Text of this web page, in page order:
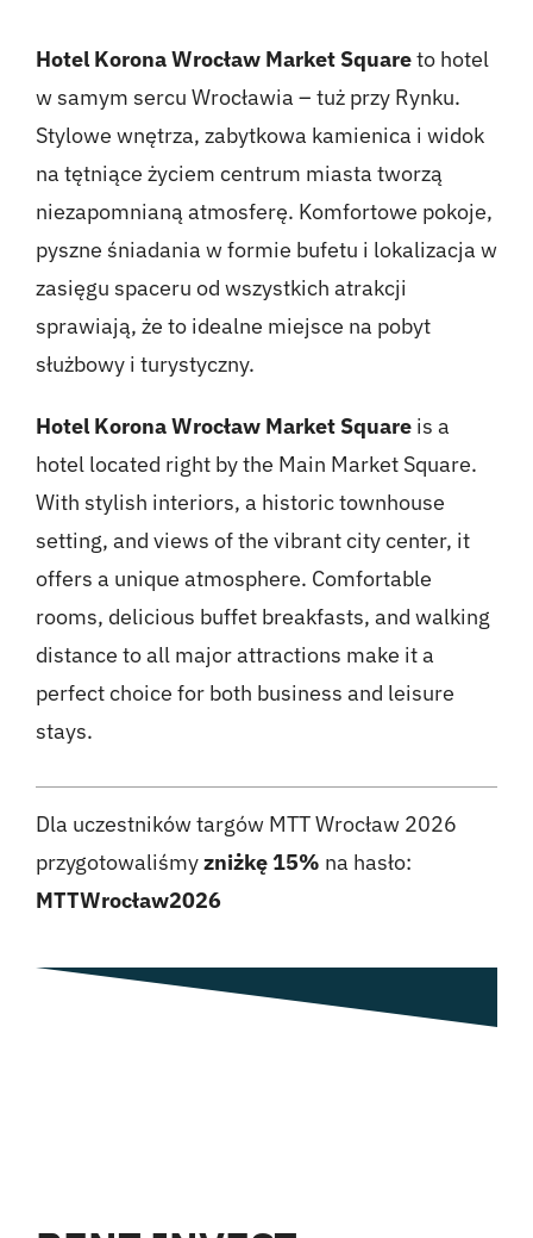
Hotel Korona Wrocław Market Squareto hotel
w samym sercu Wrocławia – tuż przy Rynku.
Stylowe wnętrza, zabytkowa kamienica i widok
na tętniące życiem centrum miasta tworzą
niezapomnianą atmosferę. Komfortowe pokoje,
pyszne śniadania w formie bufetu i lokalizacja w
zasięgu spaceru od wszystkich atrakcji
sprawiają, że to idealne miejsce na pobyt
służbowy i turystyczny.
Hotel Korona Wrocław Market Squareis a
hotel located right by the Main Market Square.
With stylish interiors, a historic townhouse
setting, and views of the vibrant city center, it
offers a unique atmosphere. Comfortable
rooms, delicious buffet breakfasts, and walking
distance to all major attractions make it a
perfect choice for both business and leisure
stays.
Dla uczestników targów MTT Wrocław 2026
przygotowaliśmyzniżkę 15% na hasło:
MTTWrocław2026